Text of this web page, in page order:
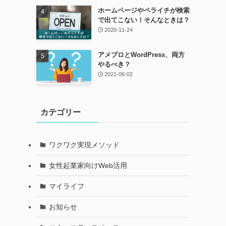
ホームページやペライチが検索
で出てこない！そんなときは？
2020-11-24
アメブロとWordPress、両方
やるべき？
2021-06-02
カテゴリー
ワクワク実現メソッド
女性起業家向けWeb活用
マイライフ
お知らせ